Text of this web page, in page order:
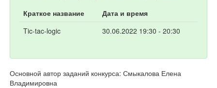
Краткое название
Дата и время
Tic-tac-logic
30.06.2022 19:30 - 20:30
Основной автор заданий конкурса: Смыкалова Елена
Владимировна